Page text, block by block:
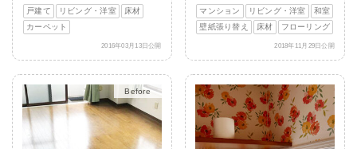
戸建て
リビング・洋室
床材
カーペット
2016年03月13日公開
マンション
リビング・洋室
和室
壁紙張り替え
床材 フローリング
2018年11月29日公開
After